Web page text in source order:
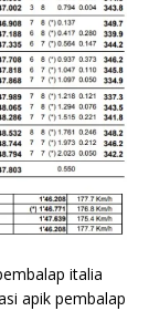
italia
apik pembalap